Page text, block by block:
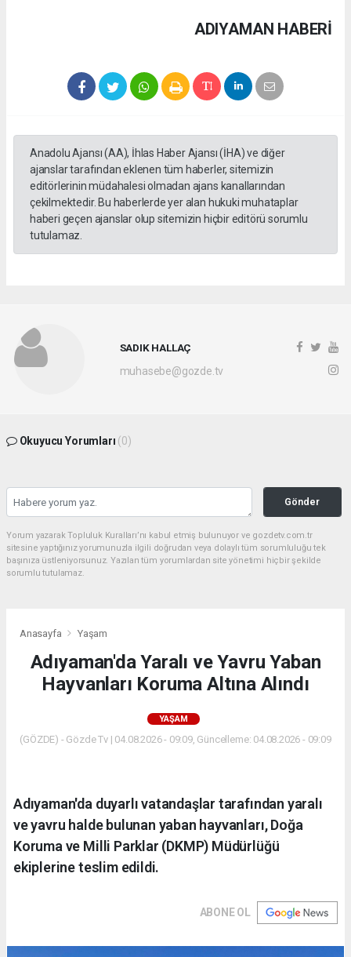
ADIYAMAN HABERİ
Anadolu Ajansı (AA), İhlas Haber Ajansı (İHA) ve diğer
ajanslar tarafından eklenen tüm haberler, sitemizin
editörlerinin müdahalesi olmadan ajans kanallarından
çekilmektedir. Bu haberlerde yer alan hukuki muhataplar
haberi geçen ajanslar olup sitemizin hiçbir editörü sorumlu
tutulamaz.
SADIK HALLAÇ
muhasebe@gozde.tv
Okuyucu Yorumları (0)
Gönder
Yorum yazarak Topluluk Kuralları’nı kabul etmiş bulunuyor ve gozdetv.com.tr
sitesine yaptığınız yorumunuzla ilgili doğrudan veya dolaylı tüm sorumluluğu tek
başınıza üstleniyorsunuz. Yazılan tüm yorumlardan site yönetimi hiçbir şekilde
sorumlu tutulamaz.
Anasayfa Yaşam
Adıyaman'da Yaralı ve Yavru Yaban
Hayvanları Koruma Altına Alındı
YAŞAM
(GÖZDE) - Gözde Tv | 04.08.2026 - 09:09, Güncelleme: 04.08.2026 - 09:09
Adıyaman'da duyarlı vatandaşlar tarafından yaralı
ve yavru halde bulunan yaban hayvanları, Doğa
Koruma ve Milli Parklar (DKMP) Müdürlüğü
ekiplerine teslim edildi.
ABONE OL